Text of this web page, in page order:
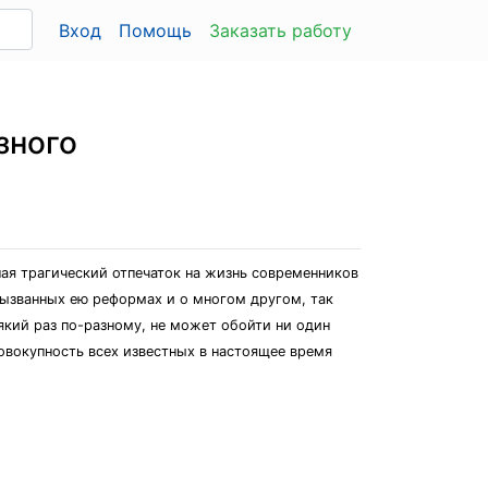
Вход Помощь Заказать работу
трагический отпечаток на жизнь современников
ею реформах и о многом другом, так
раз по-разному, не может обойти ни один
всех известных в настоящее время